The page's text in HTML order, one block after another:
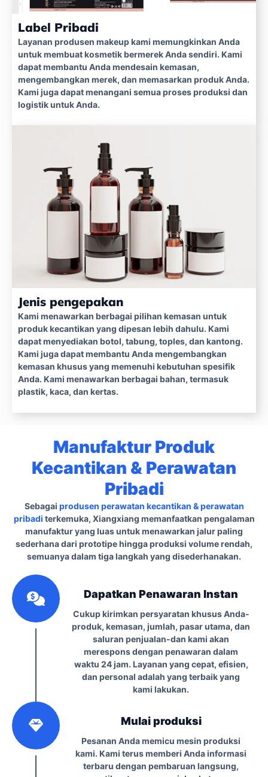
Label Pribadi
Layanan produsen makeup kami memungkinkan Anda
untuk membuat kosmetik bermerek Anda sendiri. Kami
dapat membantu Anda mendesain kemasan,
mengembangkan merek, dan memasarkan produk Anda.
Kami juga dapat menangani semua proses produksi dan
logistik untuk Anda.
Jenis pengepakan
Kami menawarkan berbagai pilihan kemasan untuk
produk kecantikan yang dipesan lebih dahulu. Kami
dapat menyediakan botol, tabung, toples, dan kantong.
Kami juga dapat membantu Anda mengembangkan
kemasan khusus yang memenuhi kebutuhan spesifik
Anda. Kami menawarkan berbagai bahan, termasuk
plastik, kaca, dan kertas.
Manufaktur Produk
Kecantikan & Perawatan
Pribadi
Sebagai produsen perawatan kecantikan & perawatan
pribadi terkemuka, Xiangxiang memanfaatkan pengalaman
manufaktur yang luas untuk menawarkan jalur paling
sederhana dari prototipe hingga produksi volume rendah,
semuanya dalam tiga langkah yang disederhanakan.
Dapatkan Penawaran Instan
Cukup kirimkan persyaratan khusus Anda-
produk, kemasan, jumlah, pasar utama, dan
saluran penjualan-dan kami akan
merespons dengan penawaran dalam
waktu 24 jam. Layanan yang cepat, efisien,
dan personal adalah yang terbaik yang
kami lakukan.
Mulai produksi
Pesanan Anda memicu mesin produksi
kami. Kami terus memberi Anda informasi
terbaru dengan pembaruan langsung,